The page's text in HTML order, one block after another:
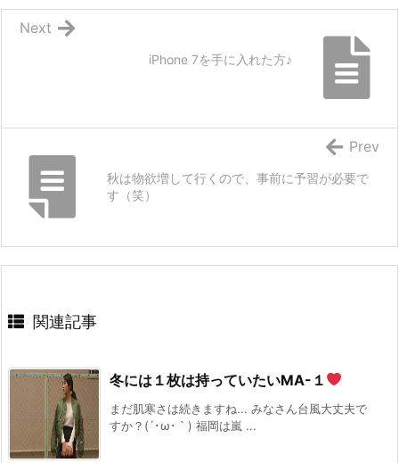
iPhone 7を手に入れた方♪
Next
秋は物欲増して行くので、事前に予習が必要で
す（笑）
Prev
関連記事
冬には１枚は持っていたいMA-１
まだ肌寒さは続きますね... みなさん台風大丈夫で
すか？(´･ω･｀) 福岡は嵐 ...